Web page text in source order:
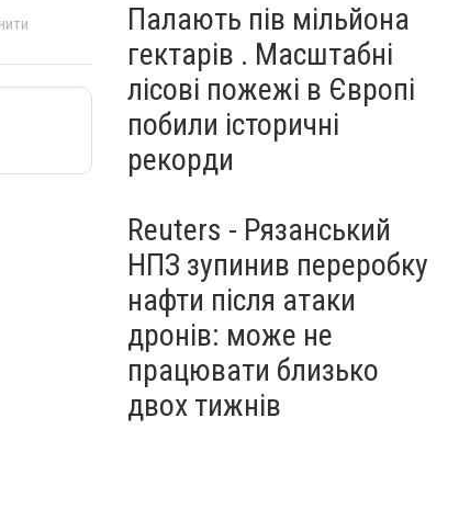
Палають пів мільйона
гектарів . Масштабні
лісові пожежі в Європі
побили історичні
рекорди
Reuters - Рязанський
НПЗ зупинив переробку
нафти після атаки
дронів: може не
працювати близько
двох тижнів